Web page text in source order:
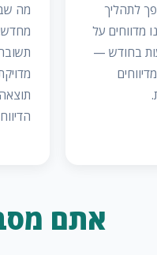
לתהליך
מדווחים על
של 20–40 שעות בחודש —
מה
אתם